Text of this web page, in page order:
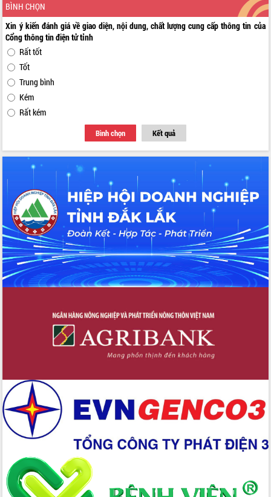
BÌNH CHỌN
Xin ý kiến đánh giá về giao diện, nội dung, chất lượng cung cấp thông tin của
Cổng thông tin điện tử tỉnh
Rất tốt
Tốt
Trung bình
Kém
Rất kém
Bình chọn Kết quả